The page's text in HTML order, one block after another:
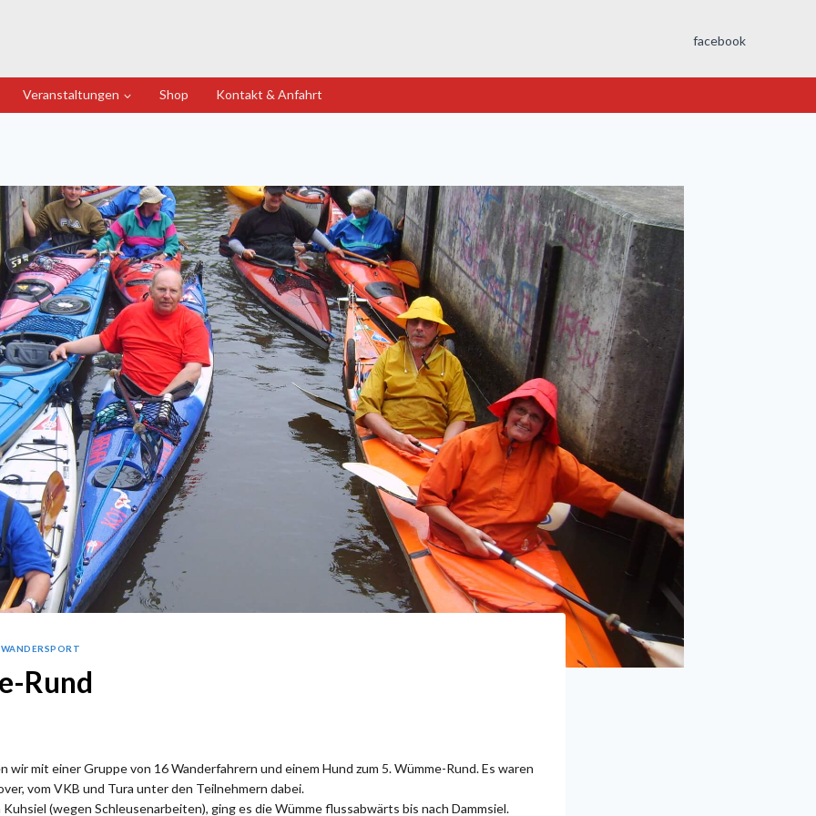
facebook
Veranstaltungen Shop Kontakt & Anfahrt
Rund
wir mit einer Gruppe von 16 Wanderfahrern und einem Hund zum 5. Wümme-Rund. Es waren
vom VKB und Tura unter den Teilnehmern dabei.
(wegen Schleusenarbeiten), ging es die Wümme flussabwärts bis nach Dammsiel.